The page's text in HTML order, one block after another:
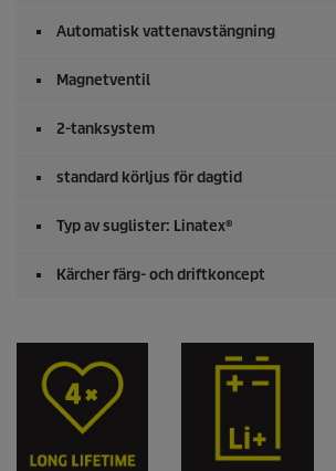
Automatisk vattenavstängning
Magnetventil
2-tanksystem
standard körljus för dagtid
Typ av suglister: Linatex®
Kärcher färg- och driftkoncept